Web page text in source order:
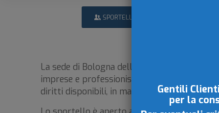
SPORTELLO ICAF
La sede di Bologna dell’Organismo di
imprese e professionisti che necessitano
diritti disponibili, in maniera semplice ed
Gentili
per la